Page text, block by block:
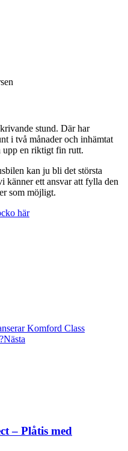
stund. Där har
i två månader och inhämtat
upp en riktigt fin rutt.
kan ju bli det största
känner ett ansvar att fylla den
som möjligt.
här
Komford Class
Nästa
– Plåtis med